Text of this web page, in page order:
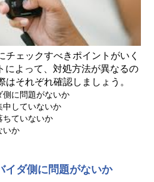
チェックすべきポイントがいく
によって、対処方法が異なるの
それぞれ確認しましょう。
側に問題がないか
中していないか
ちていないか
いか
イダ側に問題がないか